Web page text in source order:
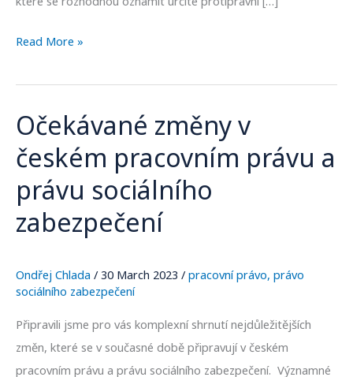
Read More »
Očekávané změny v
českém pracovním právu a
právu sociálního
zabezpečení
Ondřej Chlada / 30 March 2023 / pracovní právo, právo
sociálního zabezpečení
Připravili jsme pro vás komplexní shrnutí nejdůležitějších
změn, které se v současné době připravují v českém
pracovním právu a právu sociálního zabezpečení. Významné
Očekávané
v
českém
pracovním
právu
právu
zabezpečení